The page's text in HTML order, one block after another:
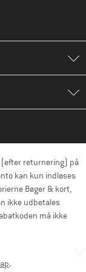
returnering) på
kan kun indløses
Bøger & kort,
ikke udbetales
må ikke
.